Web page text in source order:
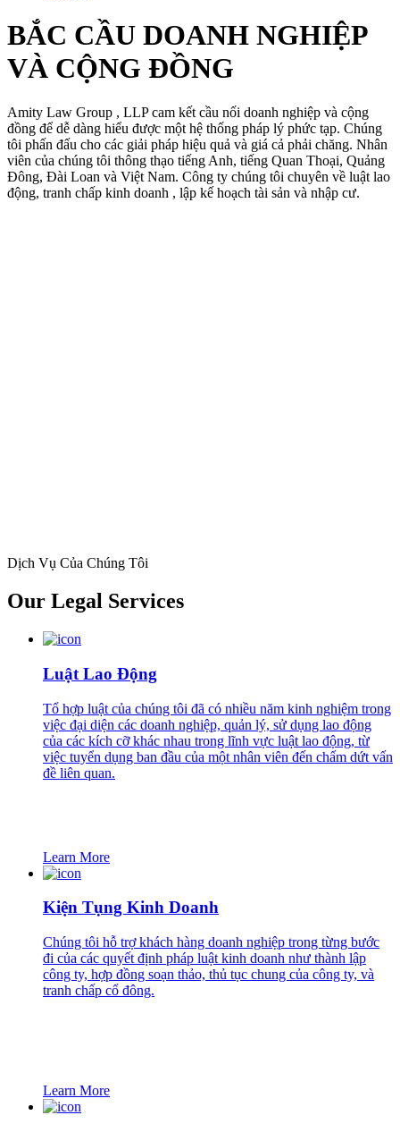
BẮC CẦU DOANH NGHIỆP
VÀ CỘNG ĐỒNG
Amity Law Group , LLP cam kết cầu nối doanh nghiệp và cộng
đồng để dễ dàng hiểu được một hệ thống pháp lý phức tạp. Chúng
tôi phấn đấu cho các giải pháp hiệu quả và giá cả phải chăng. Nhân
viên của chúng tôi thông thạo tiếng Anh, tiếng Quan Thoại, Quảng
Đông, Đài Loan và Việt Nam. Công ty chúng tôi chuyên về luật lao
động, tranh chấp kinh doanh , lập kế hoạch tài sản và nhập cư.
Dịch Vụ Của Chúng Tôi
Our Legal Services
Luật Lao Động
Tổ hợp luật của chúng tôi đã có nhiều năm kinh nghiệm trong
việc đại diện các doanh nghiệp, quản lý, sử dụng lao động
của các kích cỡ khác nhau trong lĩnh vực luật lao động, từ
việc tuyển dụng ban đầu của một nhân viên đến chấm dứt vấn
đề liên quan.
Learn More
Kiện Tụng Kinh Doanh
Chúng tôi hỗ trợ khách hàng doanh nghiệp trong từng bước
đi của các quyết định pháp luật kinh doanh như thành lập
công ty, hợp đồng soạn thảo, thủ tục chung của công ty, và
tranh chấp cổ đông.
Learn More